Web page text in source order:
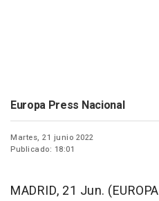
Europa Press Nacional
Martes, 21 junio 2022
Publicado: 18:01
MADRID, 21 Jun.